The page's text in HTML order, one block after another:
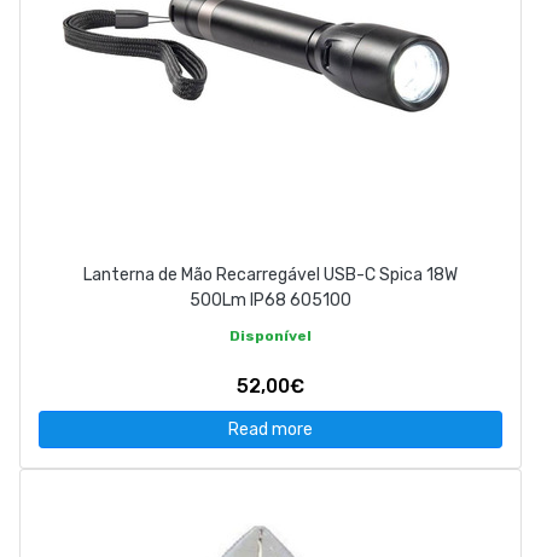
Lanterna de Mão Recarregável USB-C Spica 18W
500Lm IP68 605100
Disponível
52,00€
Read more